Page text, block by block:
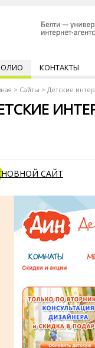
КОНТАКТЫ
> Сайты > Детские
САЙТ